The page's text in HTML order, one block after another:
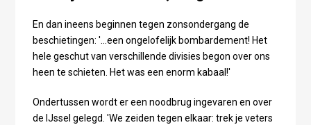
En dan ineens beginnen tegen zonsondergang de
beschietingen: '...een ongelofelijk bombardement! Het
hele geschut van verschillende divisies begon over ons
heen te schieten. Het was een enorm kabaal!'
Ondertussen wordt er een noodbrug ingevaren en over
de IJssel gelegd. 'We zeiden tegen elkaar: trek je veters